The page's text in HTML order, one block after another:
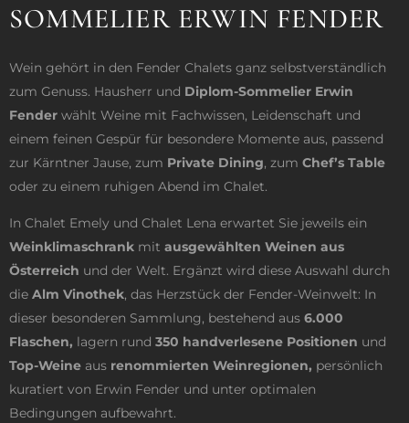
SOMMELIER ERWIN FENDER
Wein gehört in den Fender Chalets ganz selbstverständlich
zum Genuss. Hausherr und Diplom-Sommelier Erwin
Fender wählt Weine mit Fachwissen, Leidenschaft und
einem feinen Gespür für besondere Momente aus, passend
zur Kärntner Jause, zum Private Dining, zum Chef’s Table
oder zu einem ruhigen Abend im Chalet.
In Chalet Emely und Chalet Lena erwartet Sie jeweils ein
Weinklimaschrank mit ausgewählten Weinen aus
Österreich und der Welt. Ergänzt wird diese Auswahl durch
die Alm Vinothek, das Herzstück der Fender-Weinwelt: In
dieser besonderen Sammlung, bestehend aus 6.000
Flaschen, lagern rund 350 handverlesene Positionen und
Top-Weine aus renommierten Weinregionen, persönlich
kuratiert von Erwin Fender und unter optimalen
Bedingungen aufbewahrt.